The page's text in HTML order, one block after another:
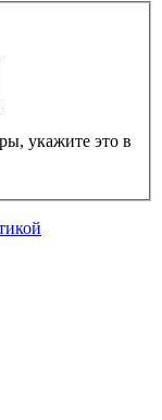
укажите это в